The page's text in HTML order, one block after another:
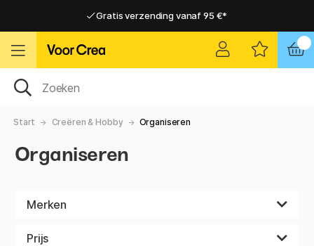
Gratis verzending vanaf 95 €*
Gratis verzending vanaf 95 €*
Start Creëren & Hobby Organiseren
Organiseren
Merken
Prijs